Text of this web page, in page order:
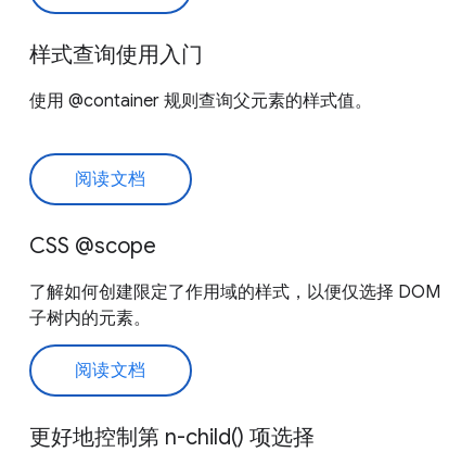
样式查询使用入门
使用 @container 规则查询父元素的样式值。
阅读文档
CSS @scope
了解如何创建限定了作用域的样式，以便仅选择 DOM
子树内的元素。
阅读文档
更好地控制第 n-child() 项选择